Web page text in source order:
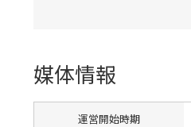
媒体情報
運営開始時期